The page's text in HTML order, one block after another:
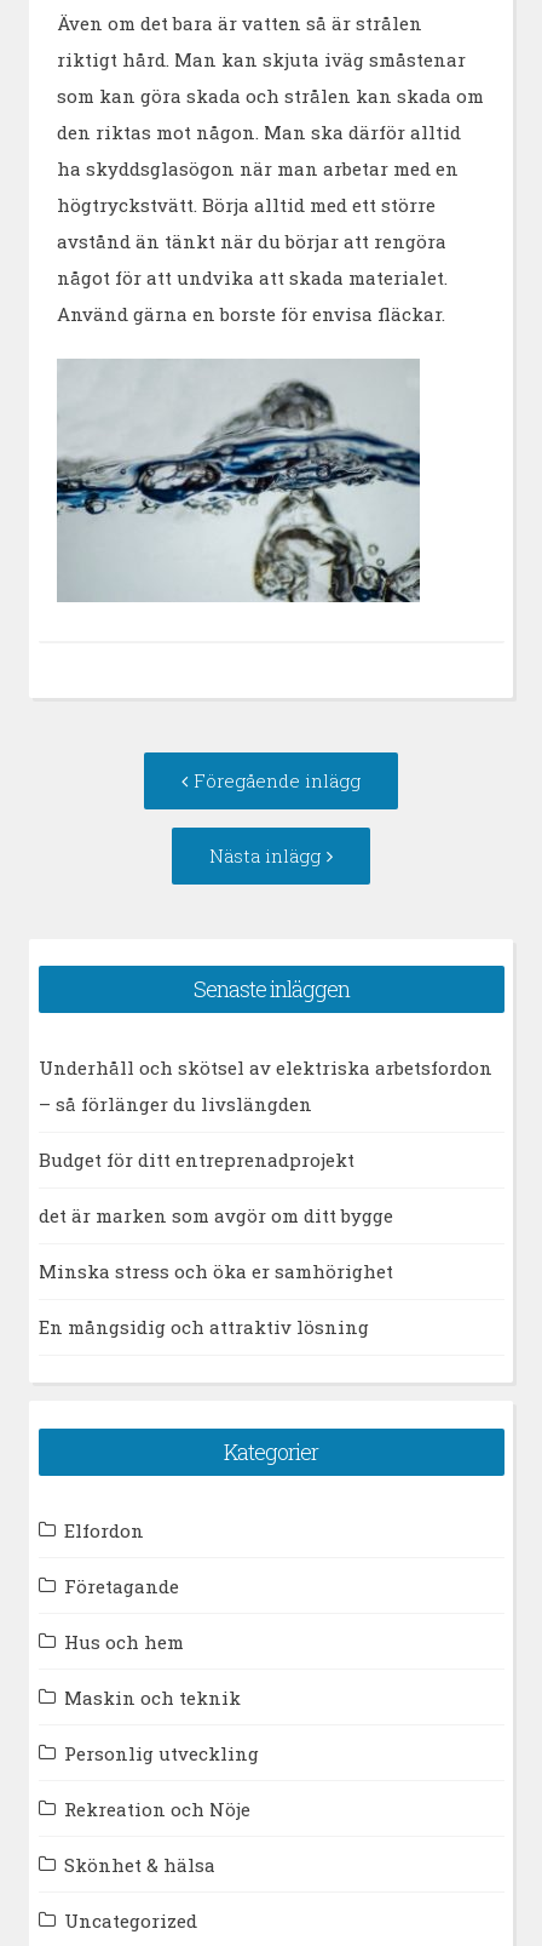
Även om det bara är vatten så är strålen
riktigt hård. Man kan skjuta iväg småstenar
som kan göra skada och strålen kan skada om
den riktas mot någon. Man ska därför alltid
ha skyddsglasögon när man arbetar med en
högtryckstvätt. Börja alltid med ett större
avstånd än tänkt när du börjar att rengöra
något för att undvika att skada materialet.
Använd gärna en borste för envisa fläckar.
Inläggsnavigering
Föregående inlägg
Nästa inlägg
Senaste inläggen
Underhåll och skötsel av elektriska arbetsfordon
– så förlänger du livslängden
Budget för ditt entreprenadprojekt
det är marken som avgör om ditt bygge
Minska stress och öka er samhörighet
En mångsidig och attraktiv lösning
Kategorier
Elfordon
Företagande
Hus och hem
Maskin och teknik
Personlig utveckling
Rekreation och Nöje
Skönhet & hälsa
Uncategorized